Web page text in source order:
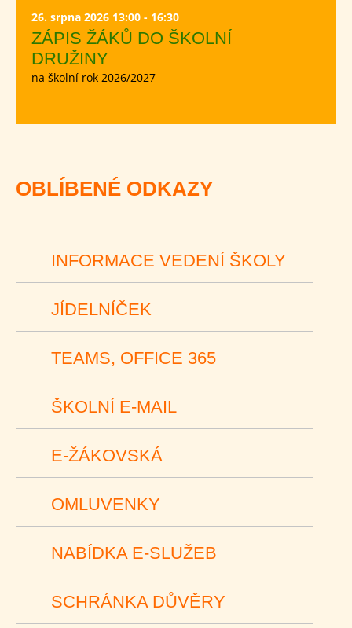
26. srpna 2026 13:00 - 16:30
ZÁPIS ŽÁKŮ DO ŠKOLNÍ
DRUŽINY
na školní rok 2026/2027
OBLÍBENÉ ODKAZY
INFORMACE VEDENÍ ŠKOLY
JÍDELNÍČEK
TEAMS, OFFICE 365
ŠKOLNÍ E-MAIL
E-ŽÁKOVSKÁ
OMLUVENKY
NABÍDKA E-SLUŽEB
SCHRÁNKA DŮVĚRY